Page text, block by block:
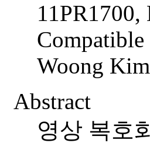
Woong Kim
Abstract
영상 복호